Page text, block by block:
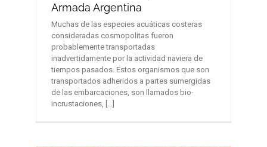
Armada Argentina
Muchas de las especies acuáticas costeras
consideradas cosmopolitas fueron
probablemente transportadas
inadvertidamente por la actividad naviera de
tiempos pasados. Estos organismos que son
transportados adheridos a partes sumergidas
de las embarcaciones, son llamados bio-
incrustaciones, [...]